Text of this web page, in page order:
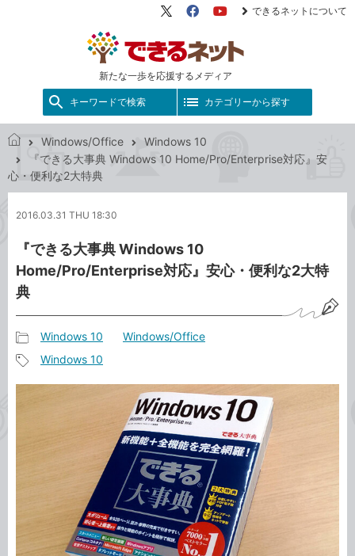
新たな一歩を応援するメディア
X（旧
FacebookYouTube
できるネットについて
キーワードで検索 カテゴリーから探す
ッ
Windows/Office
Windows 10
『できる大事典 Windows 10 Home/Pro/Enterprise対応』安
心・便利な2大特典
2016.03.31 THU 18:30
『できる大事典 Windows 10
Home/Pro/Enterprise対応』安心・便利な2大特
典
事
カ
テ
Windows 10 Windows/Office
Windows 10